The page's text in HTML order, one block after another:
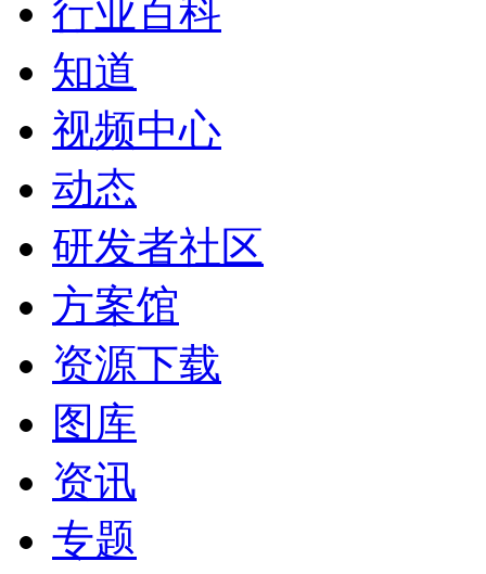
行业百科
知道
视频中心
动态
研发者社区
方案馆
资源下载
图库
资讯
专题